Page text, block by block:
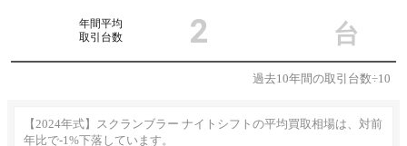
年間平均
取引台数
2 台
過去10年間の取引台数÷10
【2024年式】スクランブラー ナイトシフトの平均買取相場は、対前
年比で-1%下落しています。